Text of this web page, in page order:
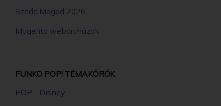
Szedd Magad 2026
Magento webáruházak
FUNKO POP! TÉMAKÖRÖK
POP - Disney